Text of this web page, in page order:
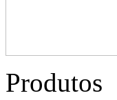
Produtos